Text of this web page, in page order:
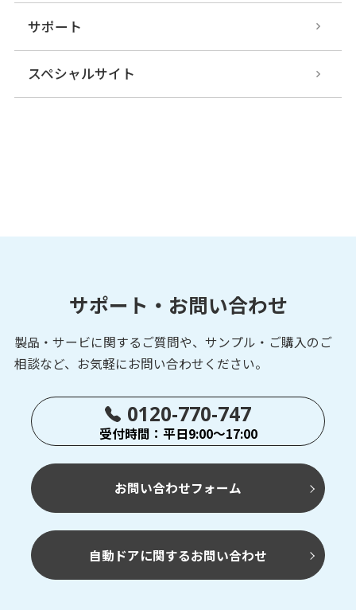
サポート
スペシャルサイト
サポート・お問い合わせ
製品・サービに関するご質問や、サンプル・ご購入の ご
相談など、お気軽にお問い合わせください。
0120-770-747
受付時間：平日9:00～17:00
お問い合わせフォーム
自動ドアに関するお問い合わせ